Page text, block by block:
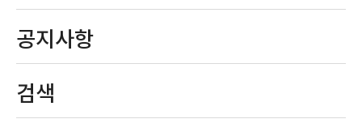
공지사항
검색